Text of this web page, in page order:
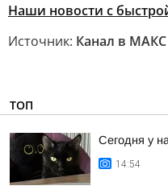
Наши новости с
Источник: Канал в
ТОП
Сегодня у
14:54